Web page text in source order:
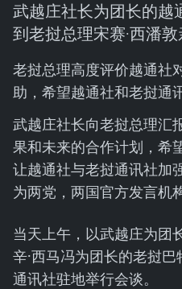
武越庄社长为团长的越
到老挝总理宋赛·西潘敦
老挝总理高度评价越通社
助，希望越通社和老挝通
武越庄社长向老挝总理汇
果和未来的合作计划，希
让越通社与老挝通讯社加
为两党，两国官方发言机
当天上午，以武越庄为团
辛·西马冯为团长的老挝
通讯社驻地举行会谈。